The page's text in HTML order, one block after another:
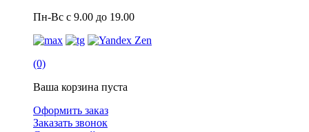
Пн-Вс с 9.00 до 19.00
(0)
Ваша корзина пуста
Оформить заказ
Заказать звонок